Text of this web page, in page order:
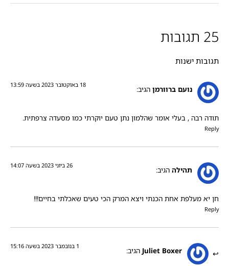
25 תגובות
תגובות ישנות
נועם ברוורמן הגיב:
18 באוקטובר 2023 בשעה 13:59
תודה רבה , בעלי אומר שהלמון נתן טעם יוקרתי כמו מסעדה צרפתית.
Reply
תהילה הגיב:
26 ביוני 2023 בשעה 14:07
חן יא מעלפת אחת הכנתי ויצא המרק הכי טעים שאכלתי בחיים!!!
Reply
Juliet Boxer הגיב:
1 בנובמבר 2023 בשעה 15:16